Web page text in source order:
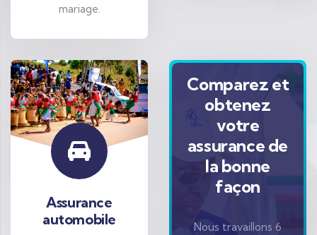
mariage.
Assurance
automobile
Comparez et
obtenez
votre
assurance de
la bonne
façon
Nous travaillons 6